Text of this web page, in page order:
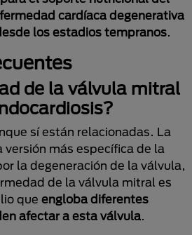
cardíaca degenerativa
los estadios tempranos.
de la válvula mitral
sí están relacionadas. La
versión más específica de la
la degeneración de la válvula,
de la válvula mitral es
que engloba diferentes
afectar a esta válvula.